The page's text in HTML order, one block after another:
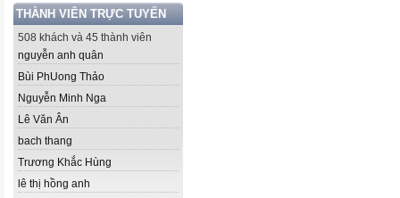
THÀNH VIÊN TRỰC TUYẾN
508 khách và 45 thành viên
nguyễn anh quân
Bùi Ph­Uong Thảo
Nguyễn Minh Nga
Lê Văn Ân
bach thang
Trương Khắc Hùng
lê thị hồng anh